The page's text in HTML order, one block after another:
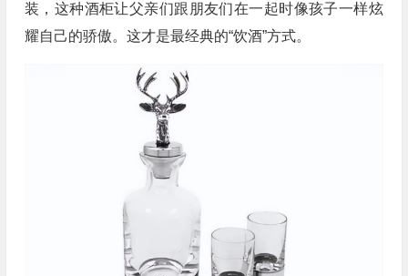
装，这种酒柜让父亲们跟朋友们在一起时像孩子一样炫
耀自己的骄傲。这才是最经典的“饮酒”方式。